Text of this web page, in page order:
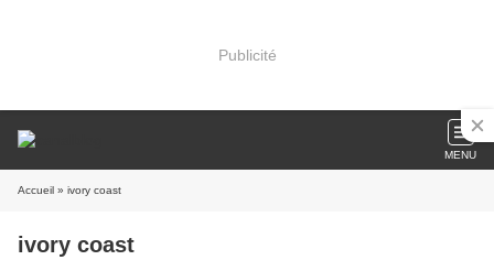
Publicité
MENU
Accueil » ivory coast
ivory coast